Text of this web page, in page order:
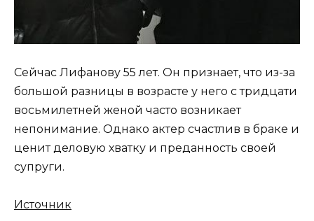
Сейчас Лифанову 55 лет. Он признает, что из-за
большой разницы в возрасте у него с тридцати
восьмилетней женой часто возникает
непонимание. Однако актер счастлив в браке и
ценит деловую хватку и преданность своей
супруги.
Источник